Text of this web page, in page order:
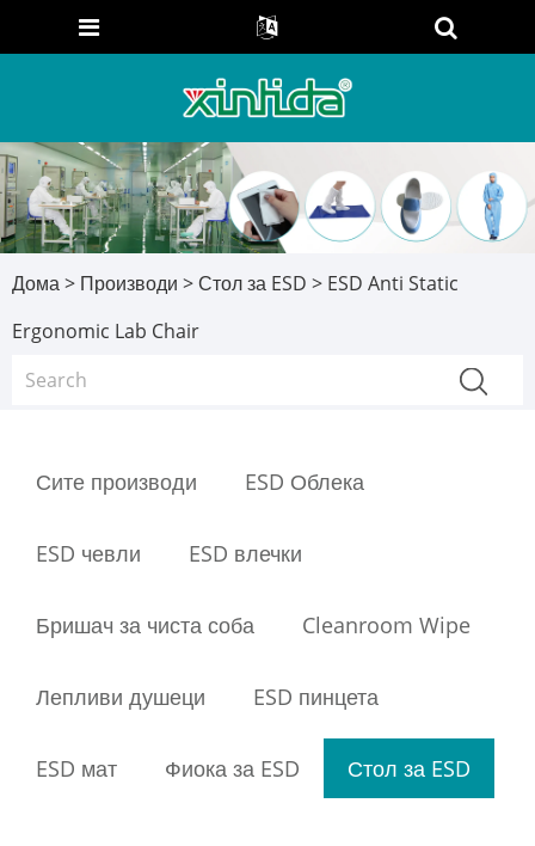
Дома> Производи >Стол за ESD > ESD Anti Static
Ergonomic Lab Chair
Сите производи ESD Облека
ESD чевли ESD влечки
Бришач за чиста соба Cleanroom Wipe
Лепливи душеци ESD пинцета
ESD мат Фиока за ESD Стол за ESD